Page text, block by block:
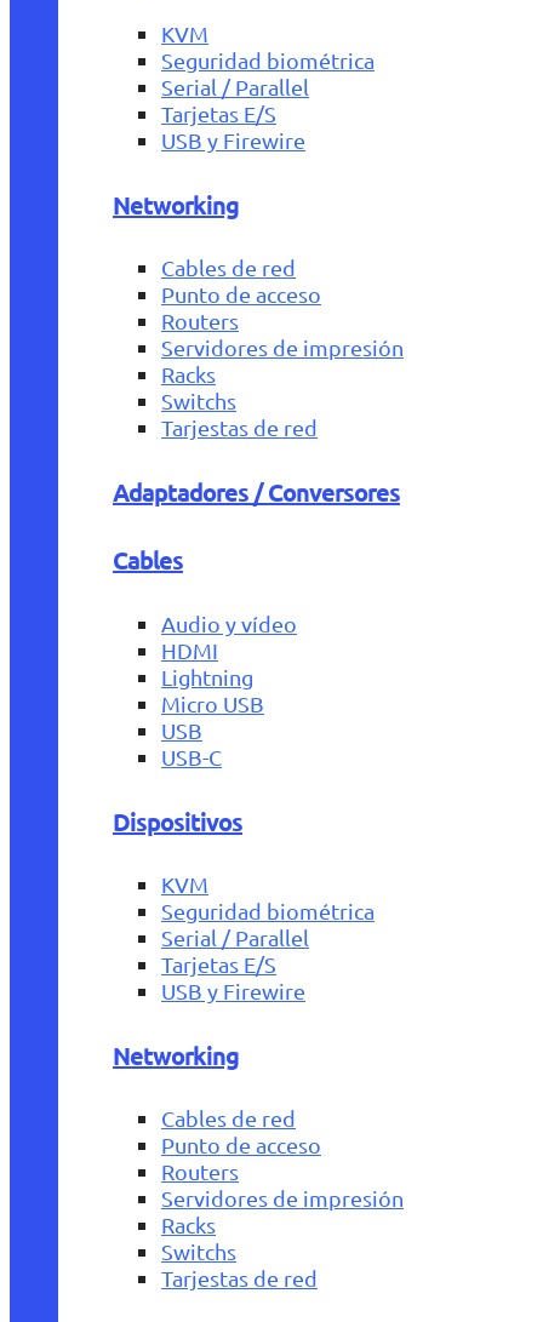
KVM
Seguridad biométrica
Serial / Parallel
Tarjetas E/S
USB y Firewire
Networking
Cables de red
Punto de acceso
Routers
Servidores de impresión
Racks
Switchs
Tarjestas de red
Adaptadores / Conversores
Cables
Audio y vídeo
HDMI
Lightning
Micro USB
USB
USB-C
Dispositivos
KVM
Seguridad biométrica
Serial / Parallel
Tarjetas E/S
USB y Firewire
Networking
Cables de red
Punto de acceso
Routers
Servidores de impresión
Racks
Switchs
Tarjestas de red